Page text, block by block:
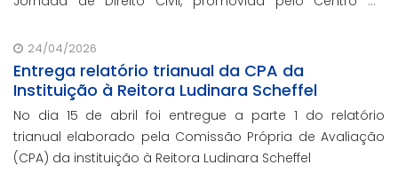
(CEJ/CJF), nos dias 15 e 16 de junho, em Br
24/04/2026
Entrega relatório trianual da CPA da
Instituição à Reitora Ludinara Scheffel
No dia 15 de abril foi entregue a parte 1 do relatório
trianual elaborado pela Comissão Própria de Avaliação
(CPA) da instituição à Reitora Ludinara Scheffel